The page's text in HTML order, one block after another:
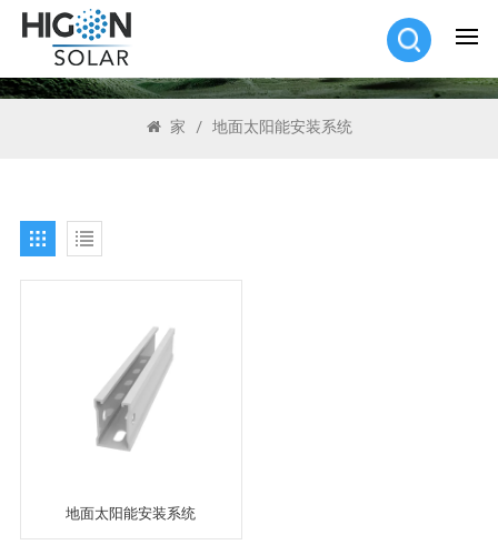
家 / 地面太阳能安装系统
地面太阳能安装系统